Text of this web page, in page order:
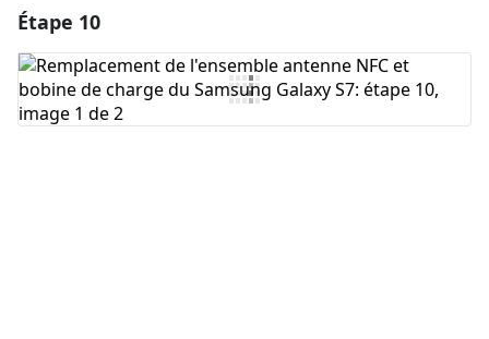
Ajouter un commentaire
Étape 10